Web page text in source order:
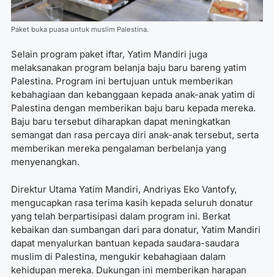
Paket buka puasa untuk muslim Palestina.
Selain program paket iftar, Yatim Mandiri juga
melaksanakan program belanja baju baru bareng yatim
Palestina. Program ini bertujuan untuk memberikan
kebahagiaan dan kebanggaan kepada anak-anak yatim di
Palestina dengan memberikan baju baru kepada mereka.
Baju baru tersebut diharapkan dapat meningkatkan
semangat dan rasa percaya diri anak-anak tersebut, serta
memberikan mereka pengalaman berbelanja yang
menyenangkan.
Direktur Utama Yatim Mandiri, Andriyas Eko Vantofy,
mengucapkan rasa terima kasih kepada seluruh donatur
yang telah berpartisipasi dalam program ini. Berkat
kebaikan dan sumbangan dari para donatur, Yatim Mandiri
dapat menyalurkan bantuan kepada saudara-saudara
muslim di Palestina, mengukir kebahagiaan dalam
kehidupan mereka. Dukungan ini memberikan harapan